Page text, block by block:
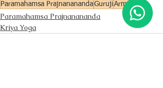
Paramahamsa PrajnananandaGurujiArmonia
Paramahamsa Prajnanananda
Kriya Yoga